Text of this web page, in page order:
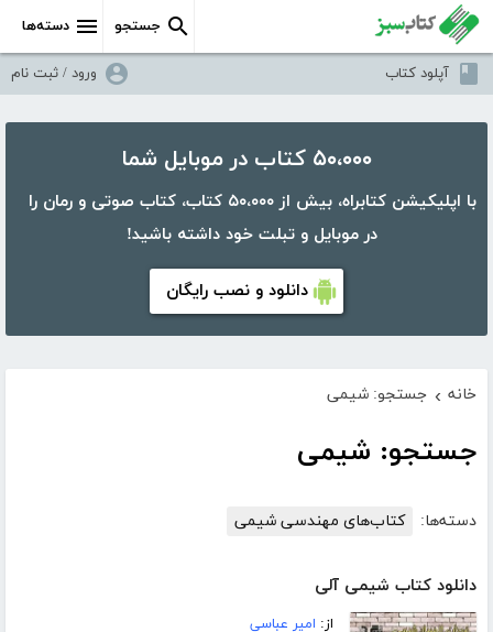
دسته‌ها جستجو
آپلود کتاب ورود / ثبت نام
۵۰،۰۰۰ کتاب در موبایل شما
با اپلیکیشن کتابراه، بیش از ۵۰،۰۰۰ کتاب، کتاب صوتی و رمان را
در موبایل و تبلت خود داشته باشید!
دانلود و نصب رایگان
خانه › جستجو: شیمی
جستجو: شیمی
دسته‌ها: کتاب‌های مهندسی شیمی
دانلود کتاب شیمی آلی
از: امیر عباسی